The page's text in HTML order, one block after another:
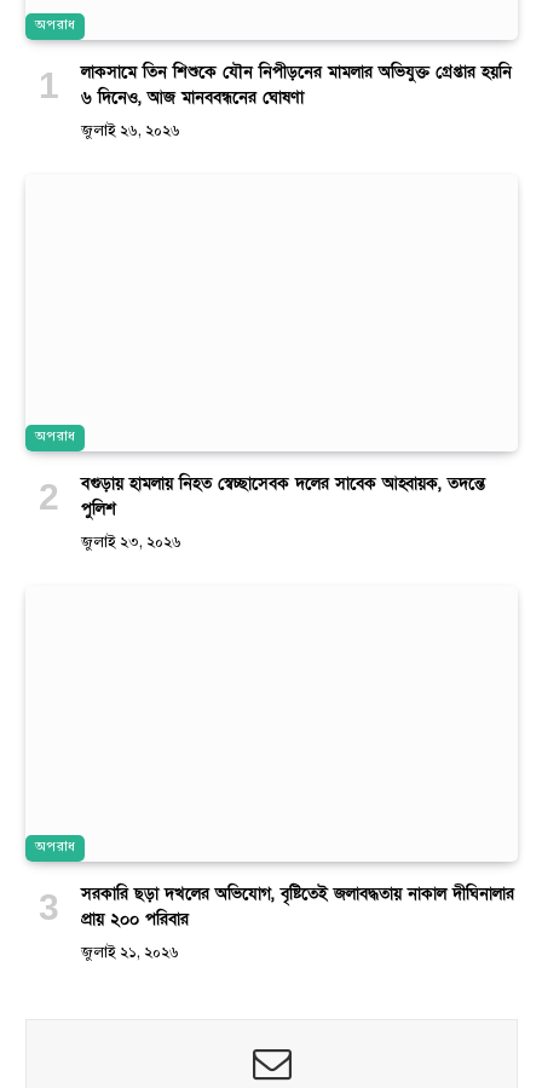
অপরাধ
লাকসামে তিন শিশুকে যৌন নিপীড়নের মামলার অভিযুক্ত গ্রেপ্তার হয়নি
৬ দিনেও, আজ মানববন্ধনের ঘোষণা
জুলাই ২৬, ২০২৬
অপরাধ
বগুড়ায় হামলায় নিহত স্বেচ্ছাসেবক দলের সাবেক আহ্বায়ক, তদন্তে
পুলিশ
জুলাই ২৩, ২০২৬
অপরাধ
সরকারি ছড়া দখলের অভিযোগ, বৃষ্টিতেই জলাবদ্ধতায় নাকাল দীঘিনালার
প্রায় ২০০ পরিবার
জুলাই ২১, ২০২৬